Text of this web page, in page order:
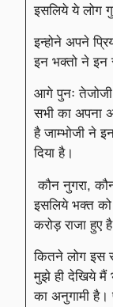
इसलिये ये लोग
इन्होने अपने
इन भक्तो ने इन
आगे पुनः तेजोजी
सभी का अपना
है जाम्भोजी ने
दिया है।
कौन नुगरा,
इसलिये भक्त को
करोड़ राजा हुए
कितने लोग इस
मुझे ही देखिये मैं
का अनुगामी है।